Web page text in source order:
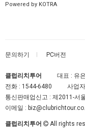
Powered by KOTRA
문의하기 PC버전
클럽리치투어 대표 : 유
전화 : 1544-6480 사업
통신판매업신고 : 제2011-서
이메일 :
클럽리치투어 All rights